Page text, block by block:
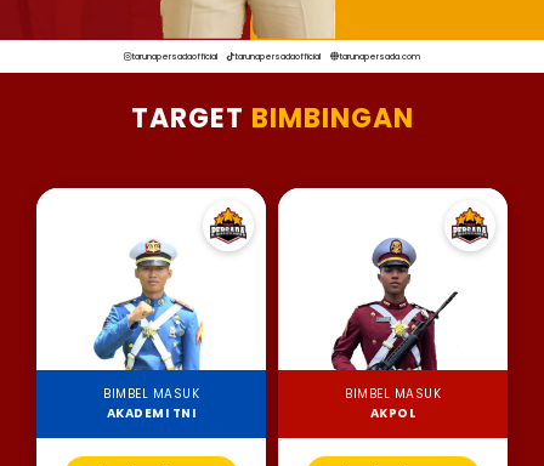
tarunapersadaofficial tarunapersadaofficial tarunapersada.com
TARGET BIMBINGAN
BIMBEL MASUK
AKADEMI TNI
BIMBEL MASUK
AKPOL